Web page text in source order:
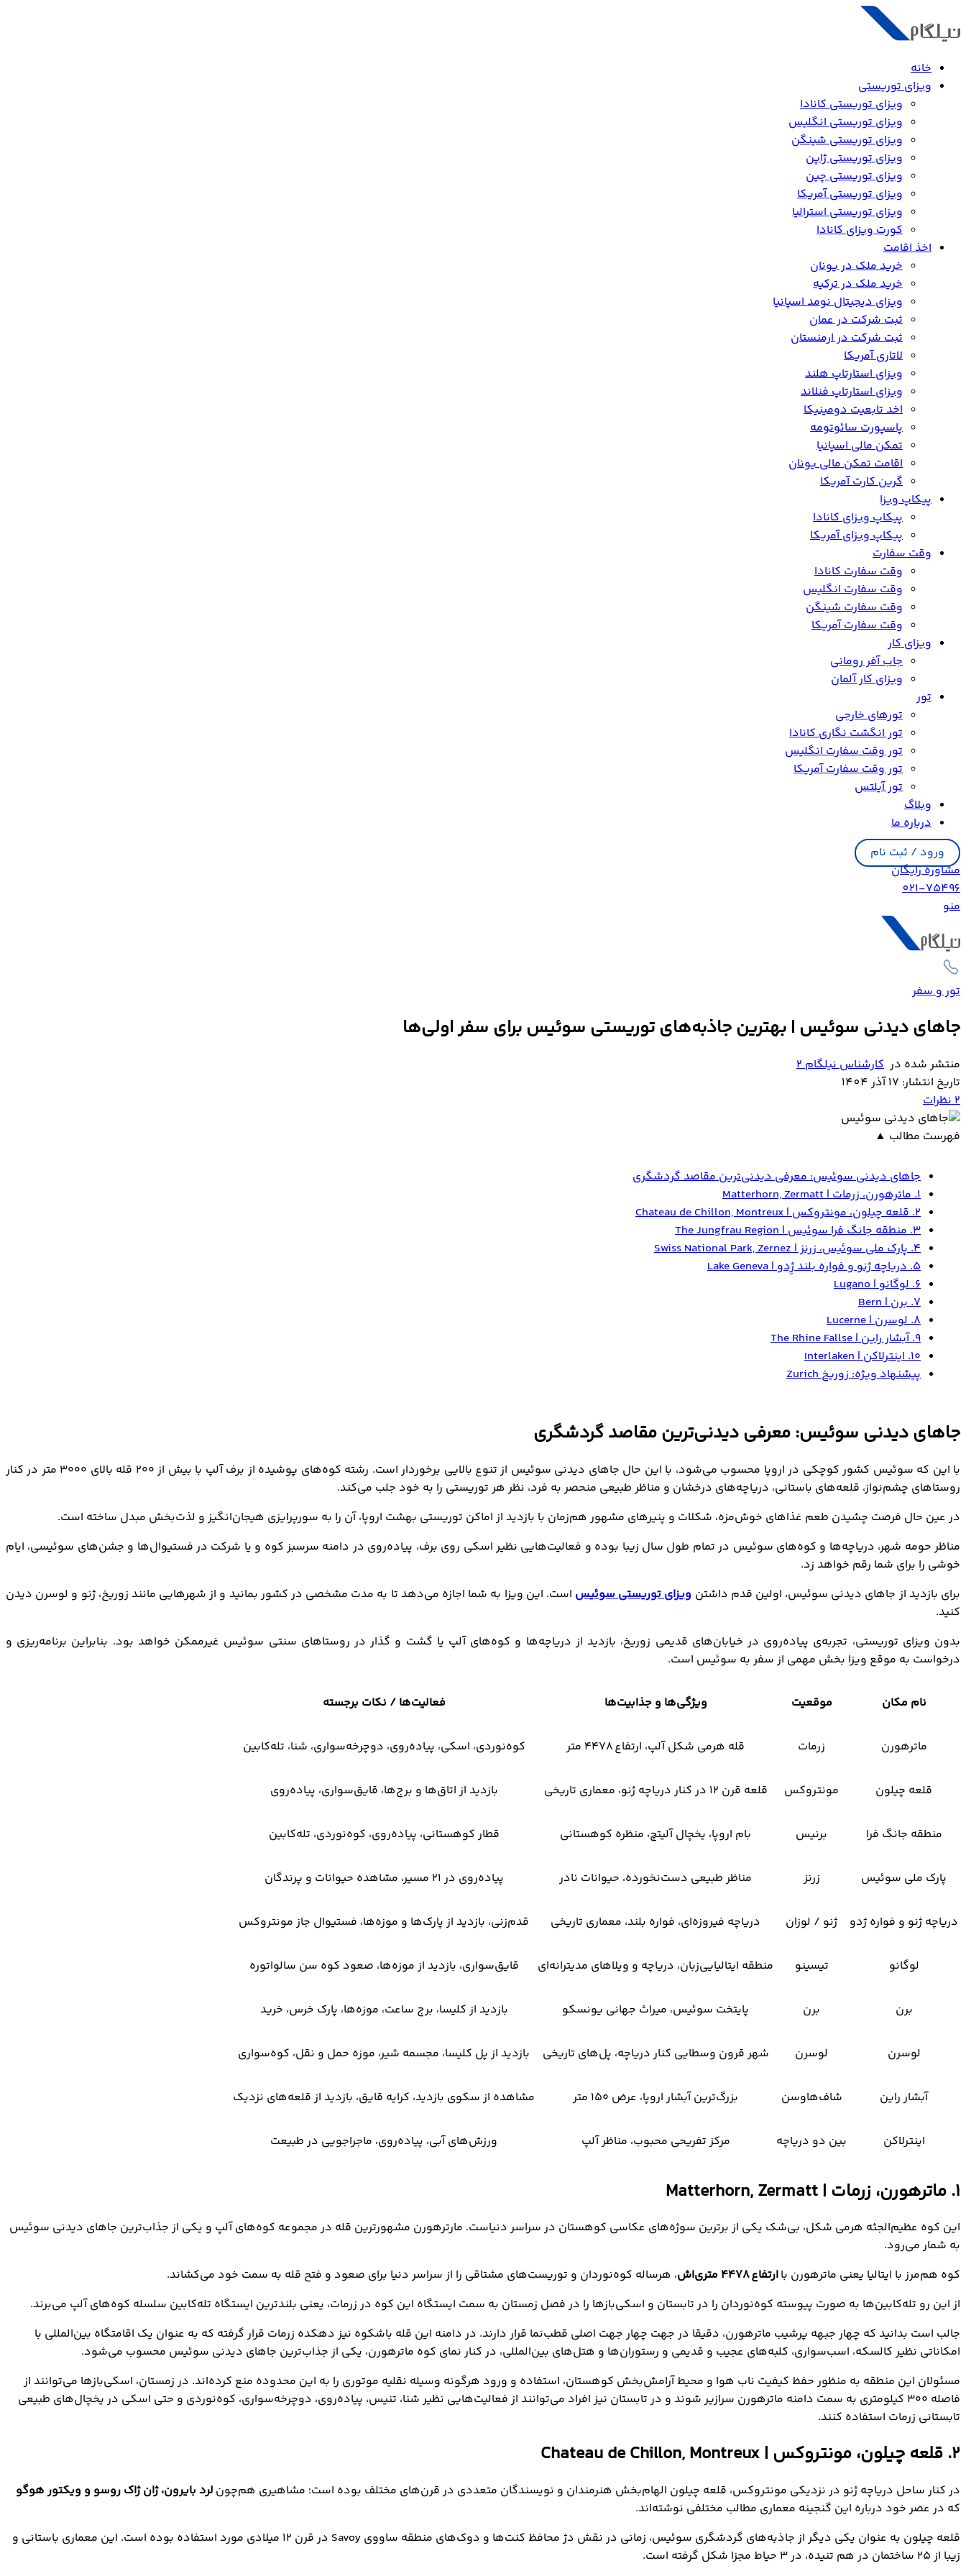
خانه
ویزای توریستی
ویزای توریستی کانادا
ویزای توریستی انگلیس
ویزای توریستی شینگن
ویزای توریستی ژاپن
ویزای توریستی چین
ویزای توریستی آمریکا
ویزای توریستی استرالیا
کورت ویزای کانادا
اخذ اقامت
خرید ملک در یونان
خرید ملک در ترکیه
ویزای دیجیتال نومد اسپانیا
ثبت شرکت در عمان
ثبت شرکت در ارمنستان
لاتاری آمریکا
ویزای استارتاپ هلند
ویزای استارتاپ فنلاند
اخد تابعیت دومینیکا
پاسپورت سائوتومه
تمکن مالی اسپانیا
اقامت تمکن مالی یونان
گرین کارت آمریکا
پیکاپ ویزا
پیکاپ ویزای کانادا
پیکاپ ویزای آمریکا
وقت سفارت
وقت سفارت کانادا
وقت سفارت انگلیس
وقت سفارت شینگن
وقت سفارت آمریکا
ویزای کار
جاب آفر رومانی
ویزای کار آلمان
تور
تورهای خارجی
تور انگشت نگاری کانادا
تور وقت سفارت انگلیس
تور وقت سفارت آمریکا
تور آیلتس
وبلاگ
درباره ما
ورود / ثبت نام
مشاوره رایگان
021-75496
منو
تور و سفر
جاهای دیدنی سوئیس | بهترین جاذبه‌های توریستی سوئیس برای سفر اولی‌ها
منتشر شده در کارشناس نیلگام 2
تاریخ انتشار: 17 آذر 1404
2نظرات
فهرست مطالب ▲
جاهای دیدنی سوئیس: معرفی دیدنی‌ترین مقاصد گردشگری
۱. ماترهورن، زرمات | Matterhorn, Zermatt
۲. قلعه چیلون، مونتروکس | Chateau de Chillon, Montreux
۳. منطقه جانگ فرا سوئیس | The Jungfrau Region
۴. پارک ملی سوئیس، زرنز | Swiss National Park, Zernez
۵. دریاچه ژنو و فواره بلند ژِدو | Lake Geneva
۶. لوگانو | Lugano
۷. برن | Bern
۸. لوسرن | Lucerne
۹. آبشار راین | The Rhine Fallse
۱۰. اینترلاکن | Interlaken
پیشنهاد ویژه: زوریخ Zurich
جاهای دیدنی سوئیس: معرفی دیدنی‌ترین مقاصد گردشگری
با این که سوئیس کشور کوچکی در اروپا محسوب می‌شود، با این حال جاهای دیدنی سوئیس از تنوع بالایی برخوردار است. رشته کوه‌های پوشیده از برف آلپ با بیش از ۲۰۰ قله بالای ۳۰۰۰ متر در کنار
روستاهای چشم‌نواز، قلعه‌های باستانی، دریاچه‌های درخشان و مناظر طبیعی منحصر به فرد، نظر هر توریستی را به خود جلب می‌کند.
در عین حال فرصت چشیدن طعم غذاهای خوش‌مزه، شکلات و پنیرهای مشهور هم‌زمان با بازدید از اماکن توریستی بهشت اروپا، آن را به سورپرایزی هیجان‌انگیز و لذت‌بخش مبدل ساخته است.
مناظر حومه شهر، دریاچه‌ها و کوه‌های سوئیس در تمام طول سال زیبا بوده و فعالیت‌هایی نظیر اسکی روی برف، پیاده‌روی در دامنه سرسبز کوه و یا شرکت در فستیوال‌ها و جشن‌های سوئیسی، ایام
خوشی را برای شما رقم خواهد زد.
برای بازدید از جاهای دیدنی سوئیس، اولین قدم داشتن ویزای توریستی سوئیس است. این ویزا به شما اجازه می‌دهد تا به مدت مشخصی در کشور بمانید و از شهرهایی مانند زوریخ، ژنو و لوسرن دیدن
کنید.
بدون ویزای توریستی، تجربه‌ی پیاده‌روی در خیابان‌های قدیمی زوریخ، بازدید از دریاچه‌ها و کوه‌های آلپ یا گشت و گذار در روستاهای سنتی سوئیس غیرممکن خواهد بود. بنابراین برنامه‌ریزی و
درخواست به موقع ویزا بخش مهمی از سفر به سوئیس است.
نام مکان موقعیت ویژگی‌ها و جذابیت‌ها فعالیت‌ها / نکات برجسته
ماترهورن زرمات قله هرمی شکل آلپ، ارتفاع ۴۴۷۸ متر کوه‌نوردی، اسکی، پیاده‌روی، دوچرخه‌سواری، شنا، تله‌کابین
قلعه چیلون مونتروکس قلعه قرن ۱۲ در کنار دریاچه ژنو، معماری تاریخی بازدید از اتاق‌ها و برج‌ها، قایق‌سواری، پیاده‌روی
منطقه جانگ فرا برنیس بام اروپا، یخچال آلیتچ، منظره کوهستانی قطار کوهستانی، پیاده‌روی، کوه‌نوردی، تله‌کابین
پارک ملی سوئیس زرنز مناظر طبیعی دست‌نخورده، حیوانات نادر پیاده‌روی در ۲۱ مسیر، مشاهده حیوانات و پرندگان
دریاچه ژنو و فواره ژدو ژنو / لوزان دریاچه فیروزه‌ای، فواره بلند، معماری تاریخی قدم‌زنی، بازدید از پارک‌ها و موزه‌ها، فستیوال جاز مونتروکس
لوگانو تیسینو منطقه ایتالیایی‌زبان، دریاچه و ویلاهای مدیترانه‌ای قایق‌سواری، بازدید از موزه‌ها، صعود کوه سن سالواتوره
برن برن پایتخت سوئیس، میراث جهانی یونسکو بازدید از کلیسا، برج ساعت، موزه‌ها، پارک خرس، خرید
لوسرن لوسرن شهر قرون وسطایی کنار دریاچه، پل‌های تاریخی بازدید از پل کلیسا، مجسمه شیر، موزه حمل و نقل، کوه‌سواری
آبشار راین شاف‌هاوسن بزرگ‌ترین آبشار اروپا، عرض ۱۵۰ متر مشاهده از سکوی بازدید، کرایه قایق، بازدید از قلعه‌های نزدیک
اینترلاکن بین دو دریاچه مرکز تفریحی محبوب، مناظر آلپ ورزش‌های آبی، پیاده‌روی، ماجراجویی در طبیعت
۱. ماترهورن، زرمات | Matterhorn, Zermatt
این کوه عظیم‌الجثه هرمی شکل، بی‌شک یکی از برترین سوژه‌های عکاسی کوهستان در سراسر دنیاست. مارترهورن مشهورترین قله در مجموعه کوه‌های آلپ و یکی از جذاب‌ترین جاهای دیدنی سوئیس
به شمار می‌رود.
کوه هم‌مرز با ایتالیا یعنی ماترهورن باارتفاع۴۴۷۸ متری‌اش، هرساله کوه‌نوردان و توریست‌های مشتاقی را از سراسر دنیا برای صعود و فتح قله به سمت خود می‌کشاند.
از این رو تله‌کابین‌ها به صورت پیوسته کوه‌نوردان را در تابستان و اسکی‌بازها را در فصل زمستان به سمت ایستگاه این کوه در زرمات، یعنی بلندترین ایستگاه تله‌کابین سلسله کوه‌های آلپ می‌برند.
جالب است بدانید که چهار جبهه پرشیب‌ ماترهورن، دقیقا در جهت چهار جهت اصلی قطب‌نما قرار دارند. در دامنه این قله باشکوه نیز دهکده زرمات قرار گرفته که به عنوان یک اقامتگاه بین‌المللی با
امکاناتی نظیر کالسکه، اسب‌سواری، کلبه‌های عجیب و قدیمی و رستوران‌ها و هتل‌های بین‌المللی، در کنار نمای کوه ماترهورن، یکی از جذاب‌ترین جاهای دیدنی سوئیس محسوب می‌شود.
مسئولان این منطقه به منظور حفظ کیفیت ناب هوا و محیط آرامش‌بخش کوهستان، استفاده و ورود هرگونه وسیله نقلیه موتوری را به این محدوده منع کرده‌اند. در زمستان، اسکی‌بازها می‌توانند از
فاصله ۳۰۰ کیلومتری به سمت دامنه ماترهورن سرازیر شوند و در تابستان نیز افراد می‌توانند از فعالیت‌هایی نظیر شنا، تنیس، پیاده‌روی، دوچرخه‌سواری، کوه‌نوردی و حتی اسکی در یخچال‌های طبیعی
تابستانی زرمات استفاده کنند.
۲. قلعه چیلون، مونتروکس | Chateau de Chillon, Montreux
در کنار ساحل دریاچه ژنو در نزدیکی مونتروکس، قلعه چیلون الهام‌بخش هنرمندان و نویسندگان متعددی در قرن‌های مختلف بوده است؛ مشاهیری هم‌چون لرد بایرون، ژان ژاک روسو و ویکتور هوگو
که در عصر خود درباره این گنجینه معماری مطالب مختلفی نوشته‌اند.
قلعه چیلون به عنوان یکی دیگر از جاذبه‌های گردشگری سوئیس، زمانی در نقش دژ محافظ کنت‌ها و دوک‌های منطقه ساووی Savoy در قرن ۱۲ میلادی مورد استفاده بوده است. این معماری باستانی و
زیبا از ۲۵ ساختمان در هم تنیده، در ۳ حیاط مجزا شکل گرفته است.